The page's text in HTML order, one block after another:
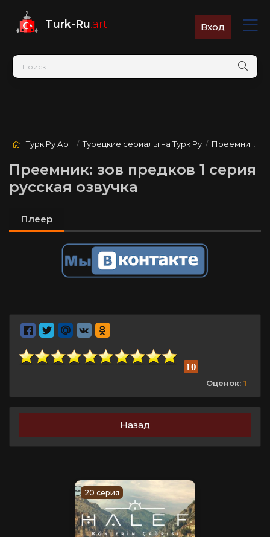
Turk-Ru.art Вход
Турк Ру Арт /Турецкие сериалы на Турк Ру / Преемник: зов предков
Преемник: зов предков 1 серия
русская озвучка
Плеер
10
Оценок: 1
Назад
20 серия